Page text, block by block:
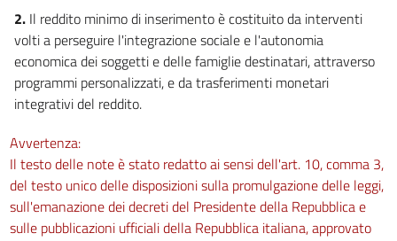
2. Il reddito minimo di inserimento è costituito da interventi
volti a perseguire l'integrazione sociale e l'autonomia
economica dei soggetti e delle famiglie destinatari, attraverso
programmi personalizzati, e da trasferimenti monetari
integrativi del reddito.
Avvertenza:
Il testo delle note è stato redatto ai sensi dell'art. 10, comma 3,
del testo unico delle disposizioni sulla promulgazione delle leggi,
sull'emanazione dei decreti del Presidente della Repubblica e
sulle pubblicazioni ufficiali della Repubblica italiana, approvato